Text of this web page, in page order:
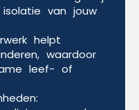
van jouw
helpt
waardoor
leef- of